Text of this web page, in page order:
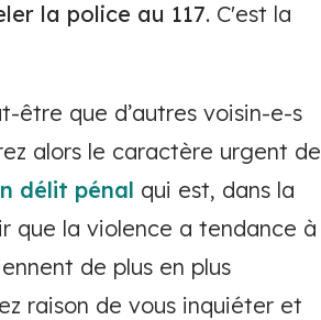
la police au 117. C'est la
être que d’autres voisin-e-s
alors le caractère urgent de
délit pénal qui est, dans la
que la violence a tendance à
de plus en plus
raison de vous inquiéter et